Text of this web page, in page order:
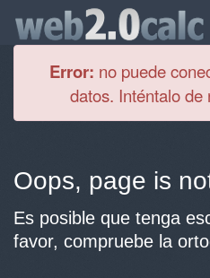
Error: no puede
datos. Inténtalo de
Oops, page is
Es posible que tenga
favor, compruebe la